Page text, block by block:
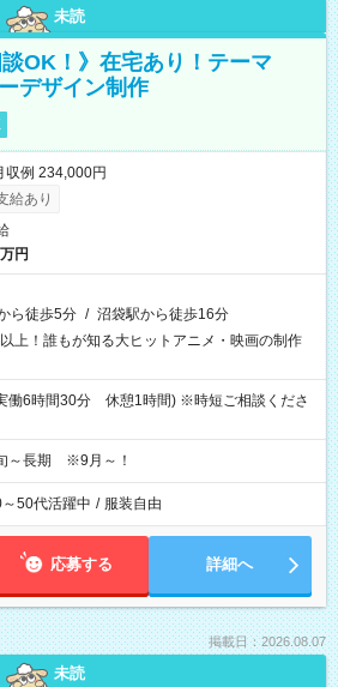
未読
OK！》在宅あり！テーマ
デザイン制作
例 234,000円
給あり
円
ら徒歩5分 / 沼袋駅から徒歩16分
上！誰もが知る大ヒットアニメ・映画の制作
働6時間30分 休憩1時間) ※時短ご相談くださ
～長期 ※9月～！
50代活躍中 / 服装自由
応募する 詳細へ
掲載日：2026.08.07
未読